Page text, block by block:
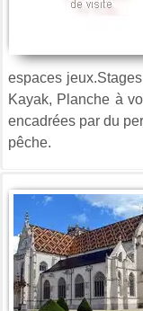
espaces
Kayak, Planche à
encadrées par du
pêche.